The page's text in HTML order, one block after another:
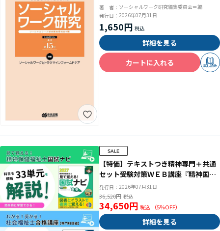
著 者： ソーシャルワーク研究編集委員会＝編
発行日： 2026年07月31日
1,650円
詳細を見る
カートに入れる
試し読み
【特価】テキストつき精神専門＋共通
セット受験対策ＷＥＢ講座『精神国試
ナビ＆科目別の重要ポイントがわか
る！社会合格講座２０２７』
発行日： 2026年07月31日
36,520円
34,650円 （5％OFF）
詳細を見る